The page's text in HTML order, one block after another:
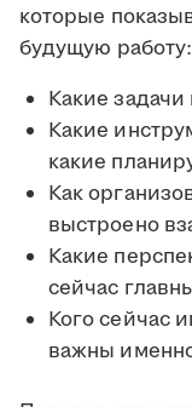
которые
будущую работу:
Какие задачи
Какие
какие
Как
выстроено
Какие
сейчас
Кого сейчас
важны